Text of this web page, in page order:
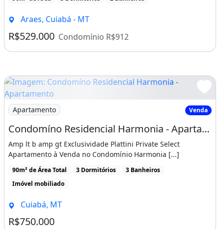
Araes, Cuiabá - MT
R$529.000 Condomínio R$912
Imagem: Condomíno Residencial Harmonia -
Apartamento Venda
Condomíno Residencial Harmonia - Apartamento no Edifício condomínio Harmonia lado
Amp lt b amp gt Exclusividade Plattini Private Select
Apartamento à Venda no Condomínio Harmonia [...]
90m² de Área Total 3 Dormitórios
3 Banheiros
Imóvel mobiliado
Cuiabá, MT
R$750.000